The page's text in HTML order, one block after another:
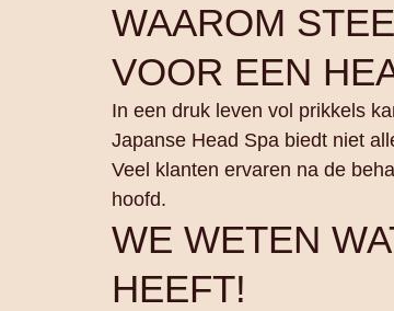
WAAROM
VOOR EEN
In een druk leven vol prikkels
Japanse Head Spa biedt niet
Veel klanten ervaren na de
hoofd.
WE WETEN
HEEFT!